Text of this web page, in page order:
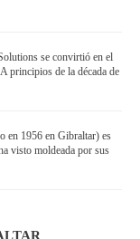
se convirtió en el
principios de la década de
en 1956 en Gibraltar) es
visto moldeada por sus